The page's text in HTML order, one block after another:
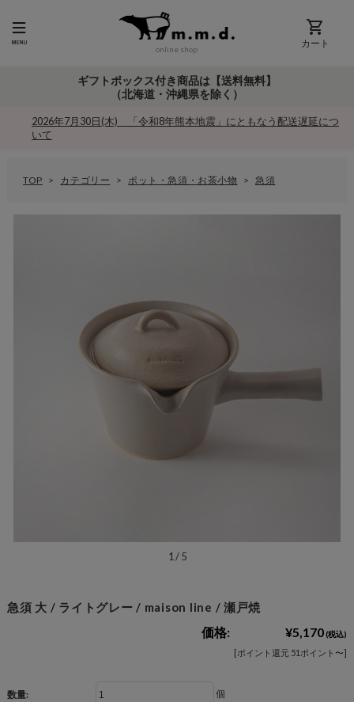
online shop カート
ギフトボックス付き商品は【送料無料】
（北海道・沖縄県を除く）
2026年7月30日(木) 「令和8年熊本地震」にともなう配送遅延につ
いて
TOP カテゴリー ポット・急須・お茶小物 急須
1 /5
急須 大 / ライトグレー / maison line / 瀬戸焼
価格: ¥5,170(税込)
[ポイント還元 51ポイント〜]
数量: 個